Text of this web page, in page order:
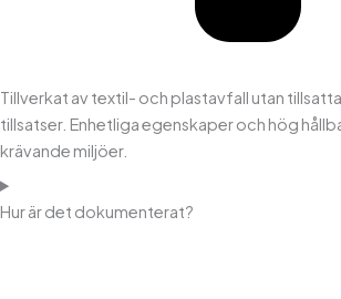
Tillverkat av textil- och plastavfall utan
tillsatser. Enhetliga egenskaper och hög
krävande miljöer.
Hur är det dokumenterat?